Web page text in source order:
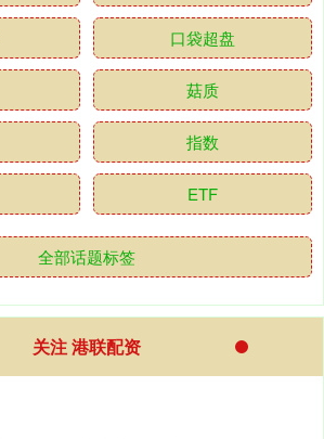
口袋超盘
菇质
指数
ETF
全部话题标签
关注 港联配资